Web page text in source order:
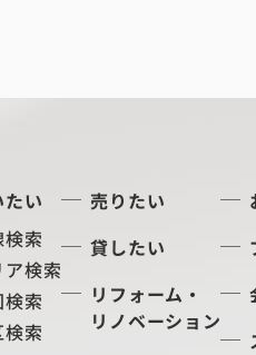
い
索
検索
索
索
売りたい
貸したい
リフォーム・
リノベーション